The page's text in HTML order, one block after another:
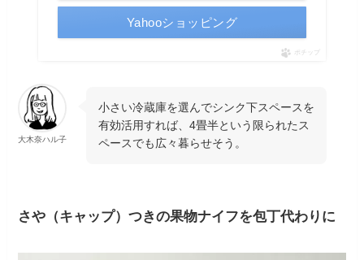
Yahooショッピング
ポチップ
大木奈ハル子
小さい冷蔵庫を選んでシンク下スペースを
有効活用すれば、4畳半という限られたス
ペースでも広々暮らせそう。
さや（キャップ）つきの果物ナイフを包丁代わりに